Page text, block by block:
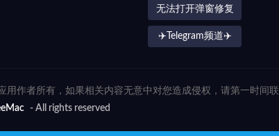
无法打开弹窗修复
✈️Telegram频道✈️
作者所有，如果相关内容无意中对您造成侵权，请第一时间
- All rights reserved